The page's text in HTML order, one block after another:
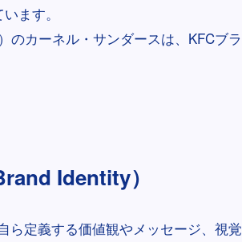
ます。
のカーネル・サンダースは、KFCブラ
Identity）
ら定義する価値観やメッセージ、視覚